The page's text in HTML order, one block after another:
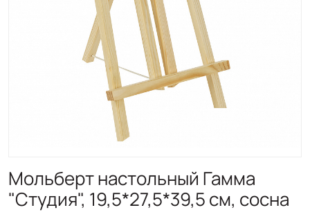
Мольберт настольный Гамма
"Студия", 19,5*27,5*39,5 см, сосна